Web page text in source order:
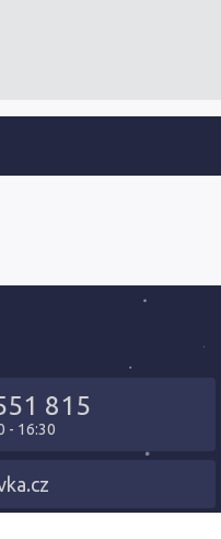
815
- 16:30